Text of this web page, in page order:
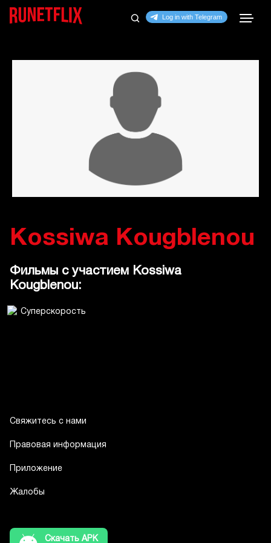
Kossiwa Kougblenou
Фильмы с участием Kossiwa
Kougblenou:
Свяжитесь с нами
Правовая информация
Приложение
Жалобы
Скачать APK